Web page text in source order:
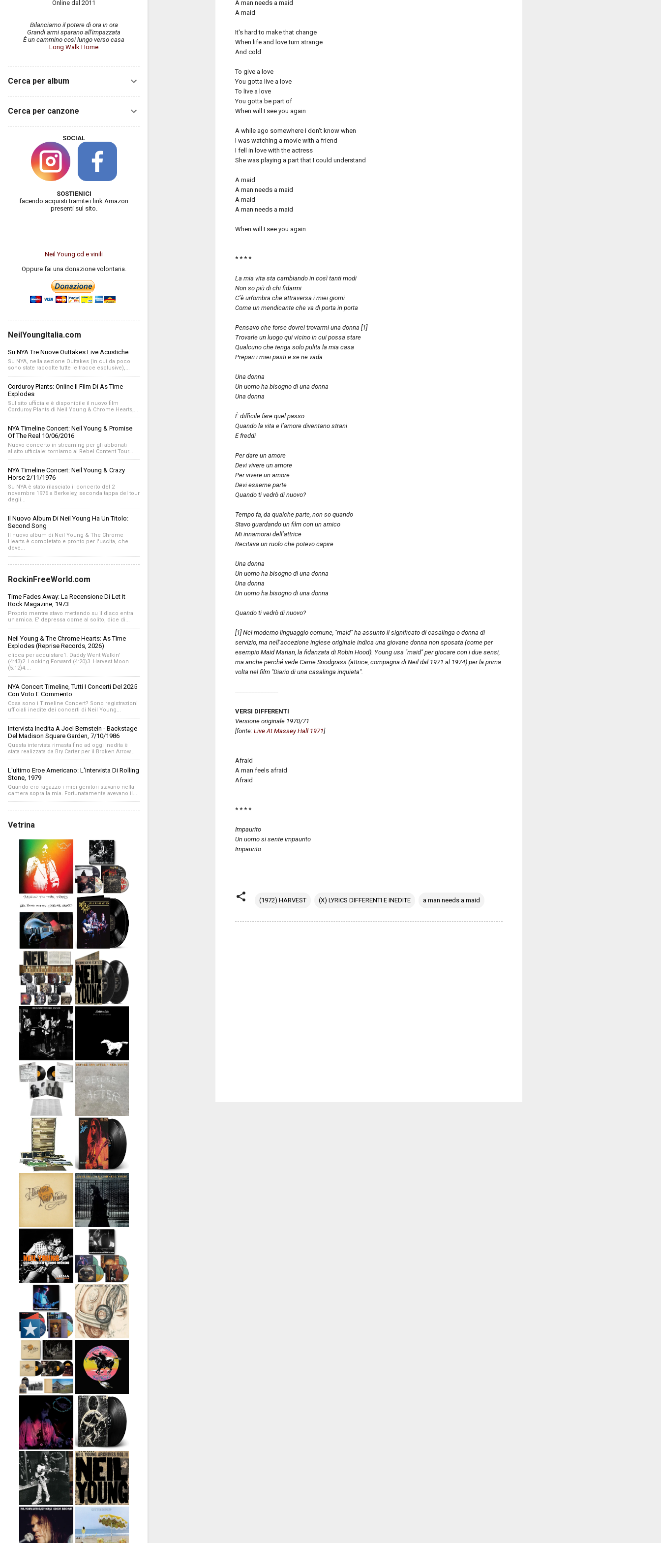
A man needs a maid
A maid
It's hard to make that change
When life and love turn strange
And cold
To give a love
You gotta live a love
To live a love
You gotta be part of
When will I see you again
A while ago somewhere I don't know when
I was watching a movie with a friend
I fell in love with the actress
She was playing a part that I could understand
A maid
A man needs a maid
A maid
A man needs a maid
When will I see you again
* * * *
La mia vita sta cambiando in così tanti modi
Non so più di chi fidarmi
C’è un’ombra che attraversa i miei giorni
Come un mendicante che va di porta in porta
Pensavo che forse dovrei trovarmi una donna [1]
Trovarle un luogo qui vicino in cui possa stare
Qualcuno che tenga solo pulita la mia casa
Prepari i miei pasti e se ne vada
Una donna
Un uomo ha bisogno di una donna
Una donna
È difficile fare quel passo
Quando la vita e l’amore diventano strani
E freddi
Per dare un amore
Devi vivere un amore
Per vivere un amore
Devi esserne parte
Quando ti vedrò di nuovo?
Tempo fa, da qualche parte, non so quando
Stavo guardando un film con un amico
Mi innamorai dell’attrice
Recitava un ruolo che potevo capire
Una donna
Un uomo ha bisogno di una donna
Una donna
Un uomo ha bisogno di una donna
Quando ti vedrò di nuovo?
[1] Nel moderno linguaggio comune, "maid" ha assunto il significato di casalinga o donna di
servizio, ma nell’accezione inglese originale indica una giovane donna non sposata (come per
esempio Maid Marian, la fidanzata di Robin Hood). Young usa "maid" per giocare con i due sensi,
ma anche perché vede Carrie Snodgrass (attrice, compagna di Neil dal 1971 al 1974) per la prima
volta nel film "Diario di una casalinga inquieta".
-----------------------------
VERSI DIFFERENTI
Versione originale 1970/71
[fonte: Live At Massey Hall 1971]
Afraid
A man feels afraid
Afraid
* * * *
Impaurito
Un uomo si sente impaurito
Impaurito
(1972) HARVEST (X) LYRICS DIFFERENTI E INEDITE a man needs a maid
Online dal 2011
Bilanciamo il potere di ora in ora
Grandi armi sparano all'impazzata
È un cammino così lungo verso casa
Long Walk Home
Cerca per album
Cerca per canzone
SOCIAL
SOSTIENICI
facendo acquisti tramite i link Amazon
presenti sul sito.
Neil Young cd e vinili
Oppure fai una donazione volontaria.
NeilYoungItalia.com
Su NYA Tre Nuove Outtakes Live Acustiche
Su NYA, nella sezione Outtakes (in cui da poco
sono state raccolte tutte le tracce esclusive),...
Corduroy Plants: Online Il Film Di As Time
Explodes
Sul sito ufficiale è disponibile il nuovo film
Corduroy Plants di Neil Young & Chrome Hearts,...
NYA Timeline Concert: Neil Young & Promise
Of The Real 10/06/2016
Nuovo concerto in streaming per gli abbonati
al sito ufficiale: torniamo al Rebel Content Tour...
NYA Timeline Concert: Neil Young & Crazy
Horse 2/11/1976
Su NYA è stato rilasciato il concerto del 2
novembre 1976 a Berkeley, seconda tappa del tour
degli...
Il Nuovo Album Di Neil Young Ha Un Titolo:
Second Song
Il nuovo album di Neil Young & The Chrome
Hearts è completato e pronto per l'uscita, che
deve...
RockinFreeWorld.com
Time Fades Away: La Recensione Di Let It
Rock Magazine, 1973
Proprio mentre stavo mettendo su il disco entra
un'amica. E' depressa come al solito, dice di...
Neil Young & The Chrome Hearts: As Time
Explodes (Reprise Records, 2026)
clicca per acquistare1. Daddy Went Walkin'
(4:43)2. Looking Forward (4:20)3. Harvest Moon
(5:12)4....
NYA Concert Timeline, Tutti I Concerti Del 2025
Con Voto E Commento
Cosa sono i Timeline Concert? Sono registrazioni
ufficiali inedite dei concerti di Neil Young...
Intervista Inedita A Joel Bernstein - Backstage
Del Madison Square Garden, 7/10/1986
Questa intervista rimasta fino ad oggi inedita è
stata realizzata da Bry Carter per il Broken Arrow...
L'ultimo Eroe Americano: L'intervista Di Rolling
Stone, 1979
Quando ero ragazzo i miei genitori stavano nella
camera sopra la mia. Fortunatamente avevano il...
Vetrina